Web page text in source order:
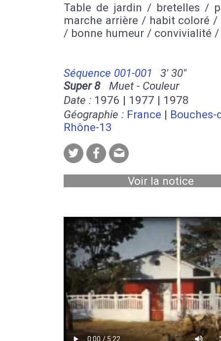
Table de jardin / bretelles /
marche arrière / habit coloré /
/ bonne humeur / convivialité /
Séquence 001-001
3' 30''
Super 8Muet - Couleur
Date : 1976 | 1977 | 1978
Géographie : France | Bouches-
Rhône-13
Voir la notice